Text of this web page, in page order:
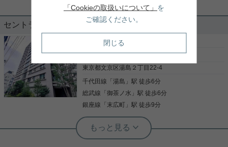
セントラルレジデンス御茶ノ水ヒルトップ
［売りマンション］
1億4,990万円
東京都文京区湯島２丁目22-4
千代田線 「湯島 」駅 徒歩6分
総武線 「御茶ノ水 」駅 徒歩6分
銀座線 「 末広町 」駅 徒歩9分
根津駅前センター（実用根津ホーム株式会社 根津駅前センター） スタ
ッフ小西
☆住友不動産(株)旧分譲☆２０１４年４
「Cookieの取扱いについて」 を
ご確認ください。
閉じる